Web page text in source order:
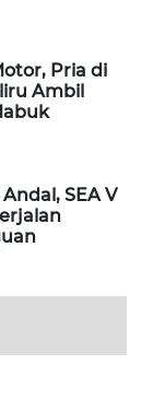
Pria di
Ambil
SEA V